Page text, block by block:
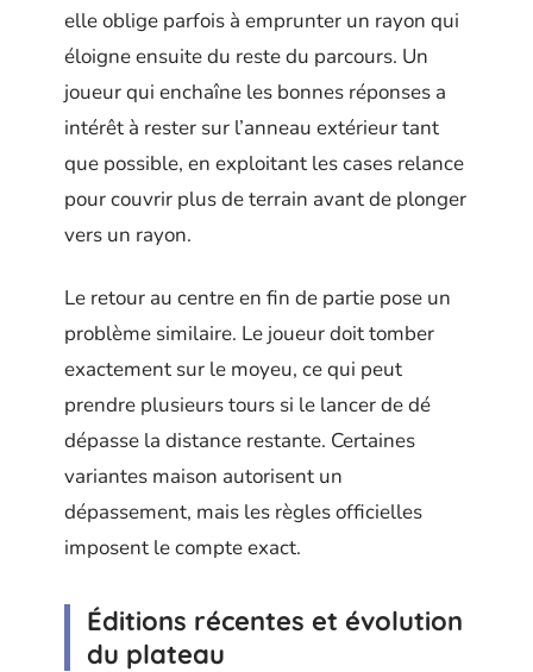
elle oblige parfois à emprunter un rayon qui
éloigne ensuite du reste du parcours. Un
joueur qui enchaîne les bonnes réponses a
intérêt à rester sur l’anneau extérieur tant
que possible, en exploitant les cases relance
pour couvrir plus de terrain avant de plonger
vers un rayon.
Le retour au centre en fin de partie pose un
problème similaire. Le joueur doit tomber
exactement sur le moyeu, ce qui peut
prendre plusieurs tours si le lancer de dé
dépasse la distance restante. Certaines
variantes maison autorisent un
dépassement, mais les règles officielles
imposent le compte exact.
Éditions récentes et évolution
du plateau